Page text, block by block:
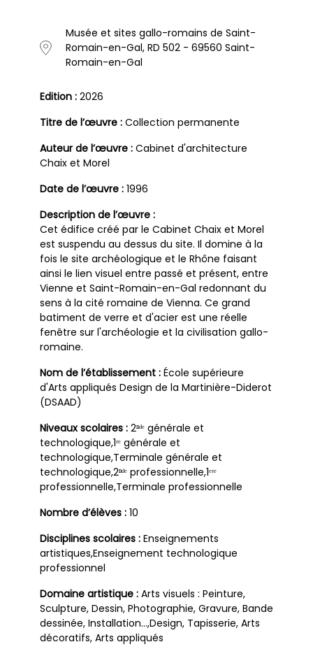
Musée et sites gallo-romains de Saint-
Romain-en-Gal, RD 502 - 69560 Saint-
Romain-en-Gal
Edition : 2026
Titre de l’œuvre : Collection permanente
Auteur de l’œuvre : Cabinet d'architecture
Chaix et Morel
Date de l’œuvre : 1996
Description de l’œuvre :
Cet édifice créé par le Cabinet Chaix et Morel
est suspendu au dessus du site. Il domine à la
fois le site archéologique et le Rhône faisant
ainsi le lien visuel entre passé et présent, entre
Vienne et Saint-Romain-en-Gal redonnant du
sens à la cité romaine de Vienna. Ce grand
batiment de verre et d'acier est une réelle
fenêtre sur l'archéologie et la civilisation gallo-
romaine.
Nom de l’établissement : École supérieure
d'Arts appliqués Design de la Martinière-Diderot
(DSAAD)
Niveaux scolaires : 2ⁿᵈᵉ générale et
technologique,1ʳᵉ générale et
technologique,Terminale générale et
technologique,2ⁿᵈᵉ professionnelle,1ᵉʳᵉ
professionnelle,Terminale professionnelle
Nombre d’élèves : 10
Disciplines scolaires : Enseignements
artistiques,Enseignement technologique
professionnel
Domaine artistique : Arts visuels : Peinture,
Sculpture, Dessin, Photographie, Gravure, Bande
dessinée, Installation…,Design, Tapisserie, Arts
décoratifs, Arts appliqués